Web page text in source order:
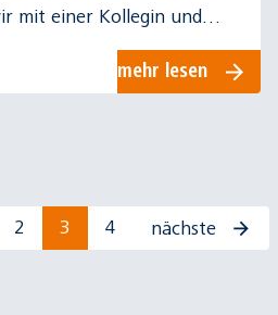
mit einer Kollegin und
der rnv über
mehr lesen
2 3 4 nächste